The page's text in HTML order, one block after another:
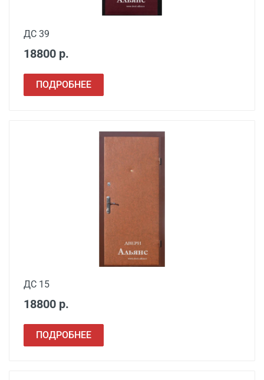
Сварочные работы
ДС 39
18800 р.
ПОДРОБНЕЕ
ДС 15
18800 р.
ПОДРОБНЕЕ